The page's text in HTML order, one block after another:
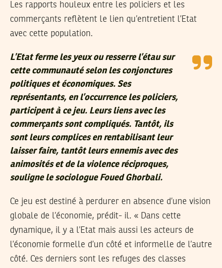
Les rapports houleux entre les policiers et les
commerçants reflètent le lien qu’entretient l’Etat
avec cette population.
L’Etat ferme les yeux ou resserre l’étau sur
cette communauté selon les conjonctures
politiques et économiques. Ses
représentants, en l’occurrence les policiers,
participent à ce jeu. Leurs liens avec les
commerçants sont compliqués. Tantôt, ils
sont leurs complices en rentabilisant leur
laisser faire, tantôt leurs ennemis avec des
animosités et de la violence réciproques,
souligne le sociologue Foued Ghorbali.
Ce jeu est destiné à perdurer en absence d’une vision
globale de l’économie, prédit- il. « Dans cette
dynamique, il y a l’Etat mais aussi les acteurs de
l’économie formelle d’un côté et informelle de l’autre
côté. Ces derniers sont les refuges des classes